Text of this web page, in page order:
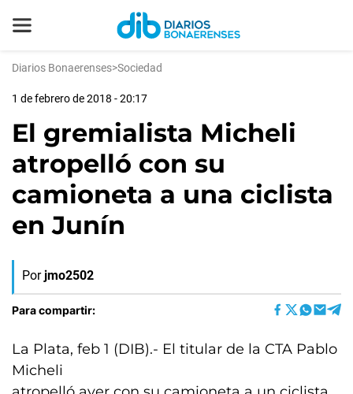
Diarios Bonaerenses>Sociedad
1 de febrero de 2018 - 20:17
El gremialista Micheli
atropelló con su
camioneta a una ciclista
en Junín
Por jmo2502
Para compartir:
La Plata, feb 1 (DIB).- El titular de la CTA Pablo
Micheli